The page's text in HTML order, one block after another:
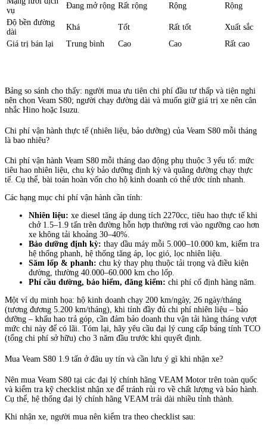
vụ
Đang mở rộng Rất rộng Rộng
Rộng
Độ bền đường
dài
Khá Tốt Rất tốt
Xuất sắc
Giá trị bán lại
Trung bình Cao Cao Rất cao
Bảng so sánh cho thấy: người mua ưu tiên chi phí đầu tư thấp và tiện nghi
nên chọn Veam S80; người chạy đường dài và muốn giữ giá trị xe nên cân
nhắc Hino hoặc Isuzu.
Chi phí vận hành thực tế (nhiên liệu, bảo dưỡng) của Veam S80 mỗi tháng
là bao nhiêu?
Chi phí vận hành Veam S80 mỗi tháng dao động phụ thuộc 3 yếu tố: mức
tiêu hao nhiên liệu, chu kỳ bảo dưỡng định kỳ và quãng đường chạy thực
tế. Cụ thể, bài toán hoàn vốn cho hộ kinh doanh có thể ước tính nhanh.
Các hạng mục chi phí vận hành cần tính:
Nhiên liệu: xe diesel tăng áp dung tích 2270cc, tiêu hao thực tế khi
chở 1.5–1.9 tấn trên đường hỗn hợp thường rơi vào ngưỡng cao hơn
xe không tải khoảng 30–40%.
Bảo dưỡng định kỳ: thay dầu máy mỗi 5.000–10.000 km, kiểm tra
hệ thống phanh, hệ thống tăng áp, lọc gió, lọc nhiên liệu.
Săm lốp & phanh: chu kỳ thay phụ thuộc tải trọng và điều kiện
đường, thường 40.000–60.000 km cho lốp.
Phí cầu đường, bảo hiểm, đăng kiểm: chi phí cố định hàng năm.
Một ví dụ minh họa: hộ kinh doanh chạy 200 km/ngày, 26 ngày/tháng
(tương đương 5.200 km/tháng), khi tính đầy đủ chi phí nhiên liệu – bảo
dưỡng – khấu hao trả góp, cần đảm bảo doanh thu vận tải hàng tháng vượt
mức chi này để có lãi. Tóm lại, hãy yêu cầu đại lý cung cấp bảng tính TCO
(tổng chi phí sở hữu) cho 3 năm đầu trước khi quyết định.
Mua Veam S80 1.9 tấn ở đâu uy tín và cần lưu ý gì khi nhận xe?
Nên mua Veam S80 tại các đại lý chính hãng VEAM Motor trên toàn quốc
và kiểm tra kỹ checklist nhận xe để tránh rủi ro về chất lượng và bảo hành.
Cụ thể, hệ thống đại lý chính hãng VEAM trải dài nhiều tỉnh thành.
Khi nhận xe, người mua nên kiểm tra theo checklist sau: